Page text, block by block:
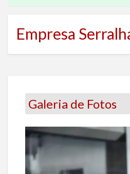
Empresa
Galeria de Fotos